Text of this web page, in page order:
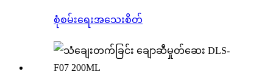
စုံစမ်းရေးအသေးစိတ်